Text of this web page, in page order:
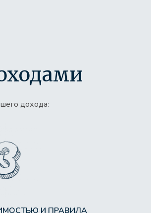
дохода:
И ПРАВИЛА